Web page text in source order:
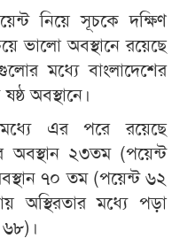
নিয়ে সূচকে দক্ষিণ
ভালো অবস্থানে রয়েছে
মধ্যে বাংলাদেশের
অবস্থানে।
এর পরে রয়েছে
অবস্থান ২৩তম (পয়েন্ট
৭০ তম (পয়েন্ট ৬২
অস্থিরতার মধ্যে পড়া
৬৮)।